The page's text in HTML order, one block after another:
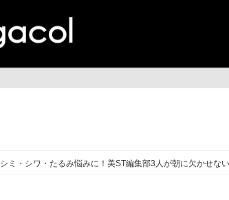
シミ・シワ・たるみ悩みに！美ST編集部3人が朝に欠かせな